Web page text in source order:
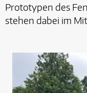
Prototypen des
stehen dabei im